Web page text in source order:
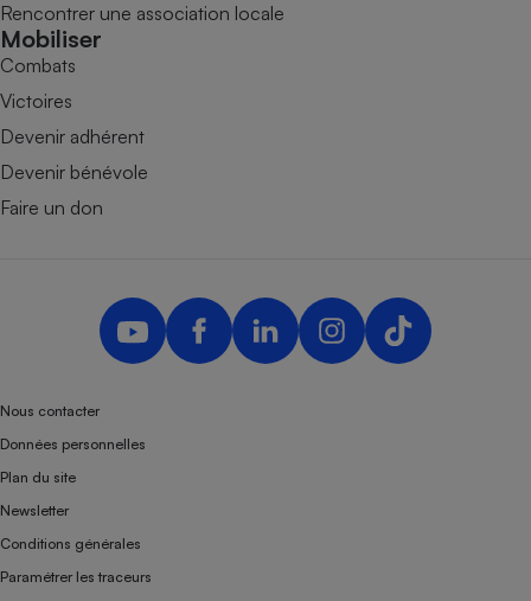
Rencontrer une association locale
Mobiliser
Combats
Victoires
Devenir adhérent
Devenir bénévole
Faire un don
Nous contacter
Données personnelles
Plan du site
Newsletter
Conditions générales
Paramétrer les traceurs